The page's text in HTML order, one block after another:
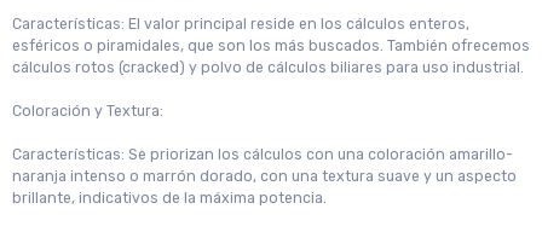
Características: El valor principal reside en los cálculos enteros,
esféricos o piramidales, que son los más buscados. También ofrecemos
cálculos rotos (cracked) y polvo de cálculos biliares para uso industrial.
Coloración y Textura:
Características: Se priorizan los cálculos con una coloración amarillo-
naranja intenso o marrón dorado, con una textura suave y un aspecto
brillante, indicativos de la máxima potencia.